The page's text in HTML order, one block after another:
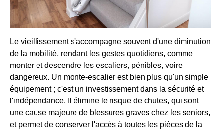
Le vieillissement s'accompagne souvent d'une diminution
de la mobilité, rendant les gestes quotidiens, comme
monter et descendre les escaliers, pénibles, voire
dangereux. Un monte-escalier est bien plus qu'un simple
équipement ; c'est un investissement dans la sécurité et
l'indépendance. Il élimine le risque de chutes, qui sont
une cause majeure de blessures graves chez les seniors,
et permet de conserver l'accès à toutes les pièces de la